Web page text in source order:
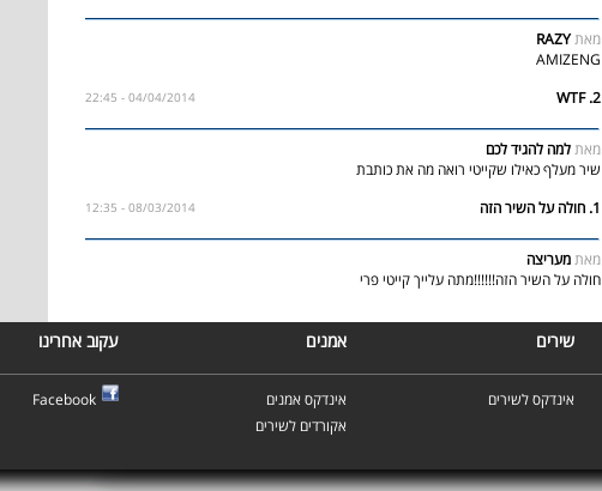
מאתRAZY
AMIZENG
2. WTF
04/04/2014 - 22:45
מאתלמה להגיד לכם
שיר מעלף כאילו שקייטי רואה מה את כותבת
1. חולה על השיר הזה
08/03/2014 - 12:35
מאתמעריצה
חולה על השיר הזה!!!!!!מתה עלייך קייטי פרי
שירים אמנים עקוב אחרינו
אינדקס לשירים
אינדקס אמנים
אקורדים לשירים
Facebook